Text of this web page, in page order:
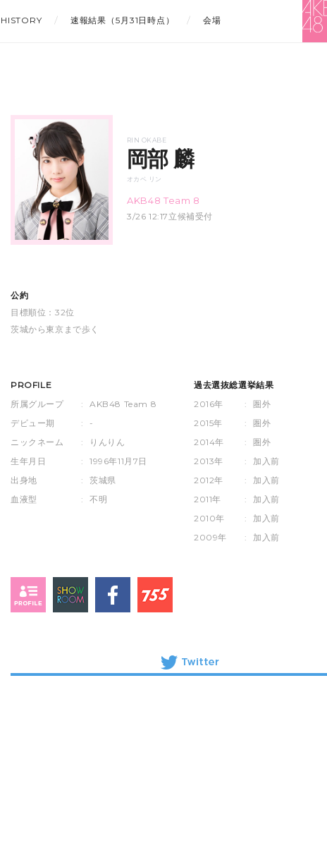
HISTORY 速報結果（5月31日時点） 会場
RIN OKABE
岡部 麟
オカベ リン
AKB48 Team 8
3/26 12:17立候補受付
公約
目標順位：32位
茨城から東京まで歩く
PROFILE
所属グループ
:
AKB48 Team 8
デビュー期
:
-
ニックネーム
:
りんりん
生年月日
:
1996年11月7日
出身地
:
茨城県
血液型
: 不明
過去選抜総選挙結果
2016年
:
圏外
2015年
:
圏外
2014年
:
圏外
2013年
:
加入前
2012年
:
加入前
2011年
:
加入前
2010年
:
加入前
2009年
: 加入前